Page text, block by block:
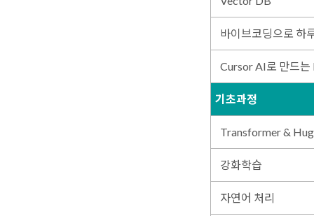
바이브코딩으로 하
Cursor AI로 만드는
기초과정
Transformer &
강화학습
자연어 처리